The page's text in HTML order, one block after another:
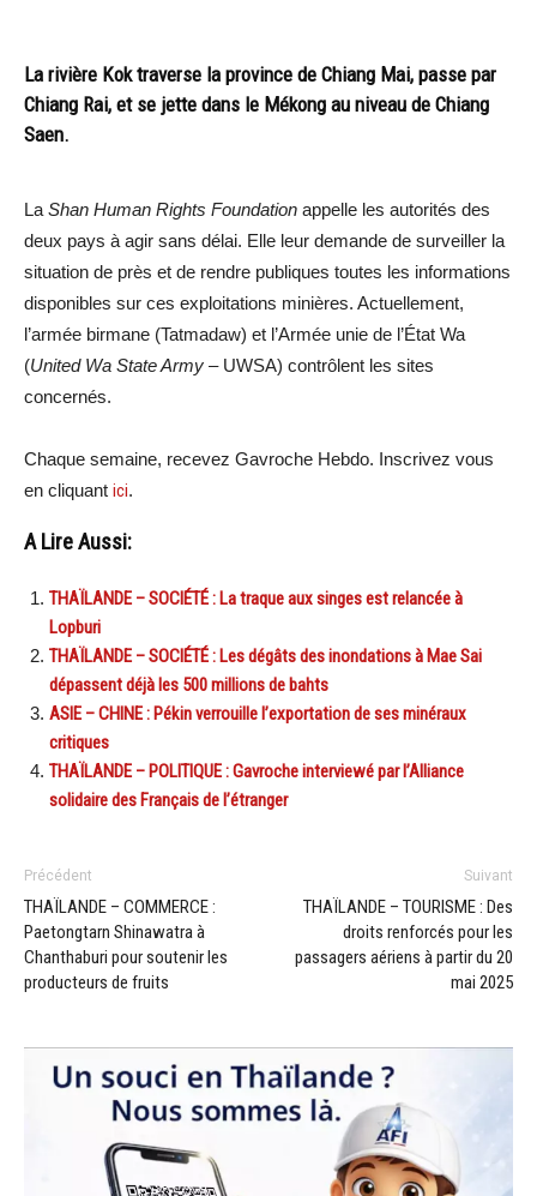
La rivière Kok traverse la province de Chiang Mai, passe par
Chiang Rai, et se jette dans le Mékong au niveau de Chiang
Saen.
La Shan Human Rights Foundation appelle les autorités des
deux pays à agir sans délai. Elle leur demande de surveiller la
situation de près et de rendre publiques toutes les informations
disponibles sur ces exploitations minières. Actuellement,
l’armée birmane (Tatmadaw) et l’Armée unie de l’État Wa
(United Wa State Army – UWSA) contrôlent les sites
concernés.
Chaque semaine, recevez Gavroche Hebdo. Inscrivez vous
en cliquant ici.
A Lire Aussi:
THAÏLANDE – SOCIÉTÉ : La traque aux singes est relancée à
Lopburi
THAÏLANDE – SOCIÉTÉ : Les dégâts des inondations à Mae Sai
dépassent déjà les 500 millions de bahts
ASIE – CHINE : Pékin verrouille l’exportation de ses minéraux
critiques
THAÏLANDE – POLITIQUE : Gavroche interviewé par l’Alliance
solidaire des Français de l’étranger
Précédent
THAÏLANDE – COMMERCE :
Paetongtarn Shinawatra à
Chanthaburi pour soutenir les
producteurs de fruits
Suivant
THAÏLANDE – TOURISME : Des
droits renforcés pour les
passagers aériens à partir du 20
mai 2025